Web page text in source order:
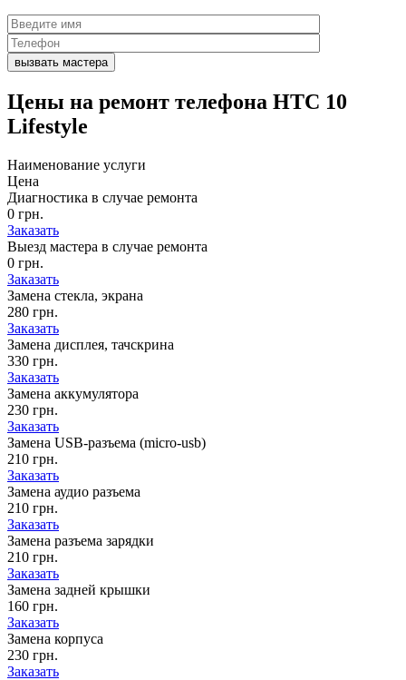
Цены на ремонт телефона HTC 10
Lifestyle
Наименование услуги
Цена
Диагностика в случае ремонта
0 грн.
Заказать
Выезд мастера в случае ремонта
0 грн.
Заказать
Замена стекла, экрана
280 грн.
Заказать
Замена дисплея, тачскрина
330 грн.
Заказать
Замена аккумулятора
230 грн.
Заказать
Замена USB-разъема (micro-usb)
210 грн.
Заказать
Замена аудио разъема
210 грн.
Заказать
Замена разъема зарядки
210 грн.
Заказать
Замена задней крышки
160 грн.
Заказать
Замена корпуса
230 грн.
Заказать